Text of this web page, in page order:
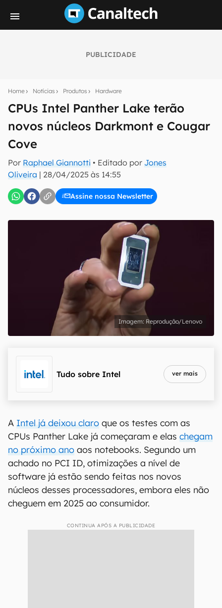
PUBLICIDADE
Home Notícias Produtos Hardware
CPUs Intel Panther Lake terão
novos núcleos Darkmont e Cougar
Cove
Por Raphael Giannotti • Editado por Jones
Oliveira | 28/04/2025 às 14:55
Assine nossa Newsletter
notícias e reviews sobre tecnologia em primeira
mão.
E-mail
inscreva-se
Confirmo que li, aceito e concordo com os Termos de
Uso e Política de Privacidade do Canaltech.
Reprodução/Lenovo
Tudo sobre Intel ver mais
A Intel já deixou claro que os testes com as
CPUs Panther Lake já começaram e elas chegam
no próximo ano aos notebooks. Segundo um
achado no PCI ID, otimizações a nível de
software já estão sendo feitas nos novos
núcleos desses processadores, embora eles não
cheguem em 2025 ao consumidor.
CONTINUA APÓS A PUBLICIDADE